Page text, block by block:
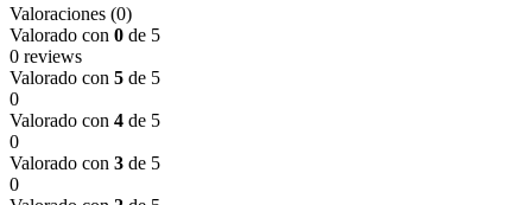
Valoraciones (0)
Valorado con 0 de 5
0 reviews
Valorado con 5 de 5
0
Valorado con 4 de 5
0
Valorado con 3 de 5
0